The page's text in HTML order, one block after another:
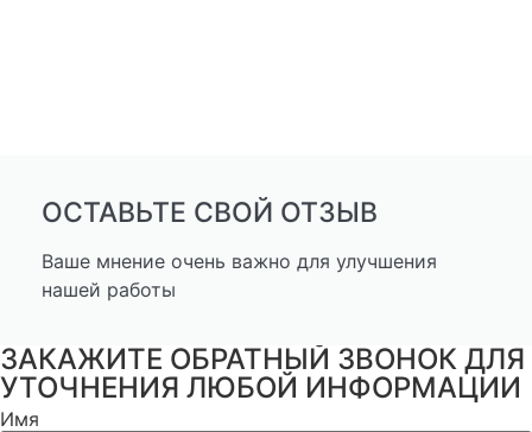
ОСТАВЬТЕ СВОЙ ОТЗЫВ
Ваше мнение очень важно для улучшения
нашей работы
ЗАКАЖИТЕ ОБРАТНЫЙ ЗВОНОК ДЛЯ
УТОЧНЕНИЯ ЛЮБОЙ ИНФОРМАЦИИ
Имя